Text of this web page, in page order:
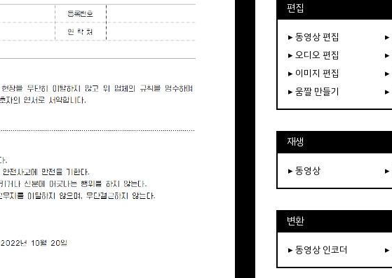
편집
▸ 동영상 편집
▸
▸ 오디오 편집
▸
▸ 이미지 편집
▸
▸ 움짤 만들기
▸
재생
▸ 동영상 ▸
변환
▸ 동영상 인코더 ▸